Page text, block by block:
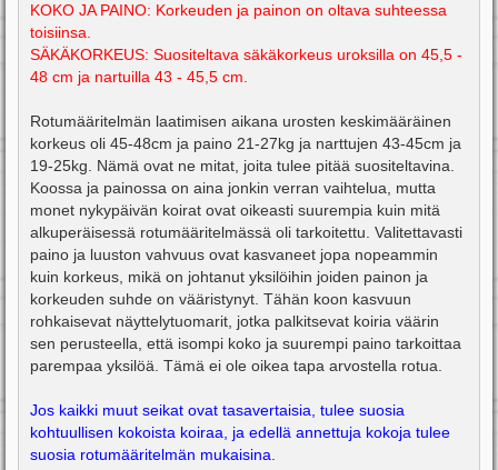
KOKO JA PAINO: Korkeuden ja painon on oltava suhteessa
toisiinsa.
SÄKÄKORKEUS: Suositeltava säkäkorkeus uroksilla on 45,5 -
48 cm ja nartuilla 43 - 45,5 cm.
Rotumääritelmän laatimisen aikana urosten keskimääräinen
korkeus oli 45-48cm ja paino 21-27kg ja narttujen 43-45cm ja
19-25kg. Nämä ovat ne mitat, joita tulee pitää suositeltavina.
Koossa ja painossa on aina jonkin verran vaihtelua, mutta
monet nykypäivän koirat ovat oikeasti suurempia kuin mitä
alkuperäisessä rotumääritelmässä oli tarkoitettu. Valitettavasti
paino ja luuston vahvuus ovat kasvaneet jopa nopeammin
kuin korkeus, mikä on johtanut yksilöihin joiden painon ja
korkeuden suhde on vääristynyt. Tähän koon kasvuun
rohkaisevat näyttelytuomarit, jotka palkitsevat koiria väärin
sen perusteella, että isompi koko ja suurempi paino tarkoittaa
parempaa yksilöä. Tämä ei ole oikea tapa arvostella rotua.
Jos kaikki muut seikat ovat tasavertaisia, tulee suosia
kohtuullisen kokoista koiraa, ja edellä annettuja kokoja tulee
suosia rotumääritelmän mukaisina.